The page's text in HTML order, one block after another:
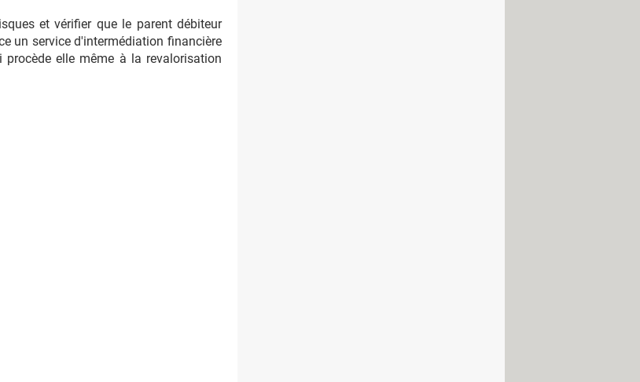
et vérifier que le parent débiteur
un service d'intermédiation financière
elle même à la revalorisation